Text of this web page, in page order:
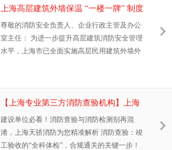
消防年检不再只是建议，而是企业必须履行的
法律义务！ 未按规定完成年度消防检测，可能
面临高额罚款、停租整顿甚至法律责任。 上海
天骄安宇消防技术有限公司——专业上海消防
上海高层建筑外墙保温 “一楼一牌” 制度
解读 | 天骄消防专业高层建筑消防维保
服务
尊敬的消防安全负责人、企业行政主管及办公
室主任： 为进一步提升高层建筑消防安全管理
水平，上海市已全面实施高层民用建筑外墙外
置工作指引（试行）》要求，所有设有外墙外
保温系统的高层建筑均须规范设置安全风险提
示牌。 作为上海消防维保行业的重要服务商，
天骄消防为您梳理以下关键信息： “一楼一
牌”设置规范要点 每栋独立设置：每栋高层
【上海专业第三方消防查验机构】上海
天骄消防：一文读懂消防查验和消防检
测区别，避坑指南！
建设单位必看！消防查验与消防检测别再混
淆，上海天骄消防为您精准解析 消防查验：竣
工验收的“全科体检”，合规通关的关键一步！